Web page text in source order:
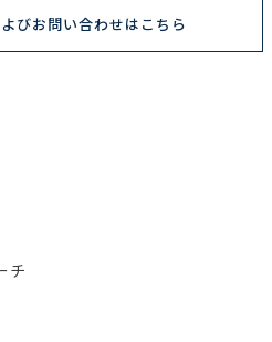
びお問い合わせはこちら
チ